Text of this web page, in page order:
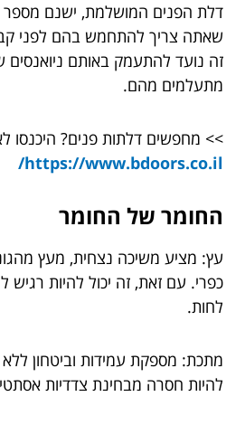
דלת הפנים המושלמת, ישנם מספר
שאתה צריך להתחמש בהם לפני
זה נועד להתעמק באותם ניואנסים
מתעלמים מהם.
>> מחפשים דלתות פנים? היכנסו
https://www.bdoors.co.il/
החומר של החומר
עץ: מציע משיכה נצחית, מעץ
כפרי. עם זאת, זה יכול להיות רגיש
לחות.
מתכת: מספקת עמידות וביטחון
להיות חסרה מבחינת צדדיות